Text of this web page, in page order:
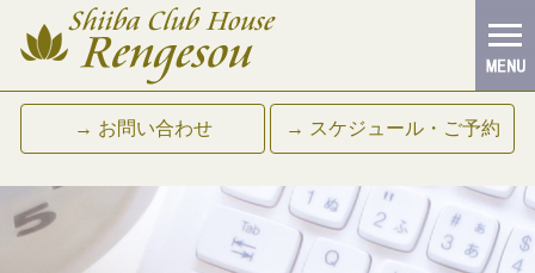
→ お問い合わせ → スケジュール・ご予約